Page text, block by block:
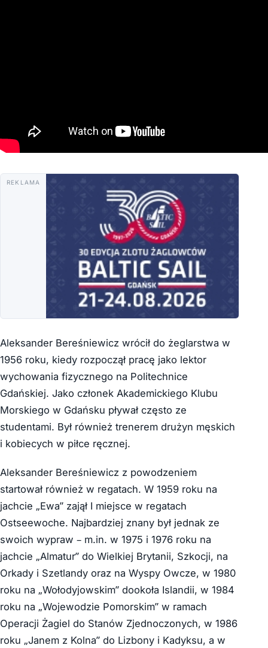
REKLAMA
Aleksander Bereśniewicz wrócił do żeglarstwa w
1956 roku, kiedy rozpoczął pracę jako lektor
wychowania fizycznego na Politechnice
Gdańskiej. Jako członek Akademickiego Klubu
Morskiego w Gdańsku pływał często ze
studentami. Był również trenerem drużyn męskich
i kobiecych w piłce ręcznej.
Aleksander Bereśniewicz z powodzeniem
startował również w regatach. W 1959 roku na
jachcie „Ewa” zajął I miejsce w regatach
Ostseewoche. Najbardziej znany był jednak ze
swoich wypraw – m.in. w 1975 i 1976 roku na
jachcie „Almatur” do Wielkiej Brytanii, Szkocji, na
Orkady i Szetlandy oraz na Wyspy Owcze, w 1980
roku na „Wołodyjowskim” dookoła Islandii, w 1984
roku na „Wojewodzie Pomorskim” w ramach
Operacji Żagiel do Stanów Zjednoczonych, w 1986
roku „Janem z Kolna” do Lizbony i Kadyksu, a w